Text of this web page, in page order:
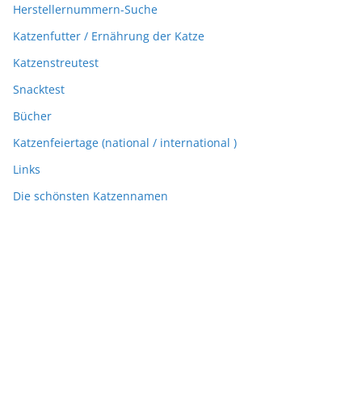
Herstellernummern-Suche
Katzenfutter / Ernährung der Katze
Katzenstreutest
Snacktest
Bücher
Katzenfeiertage (national / international )
Links
Die schönsten Katzennamen